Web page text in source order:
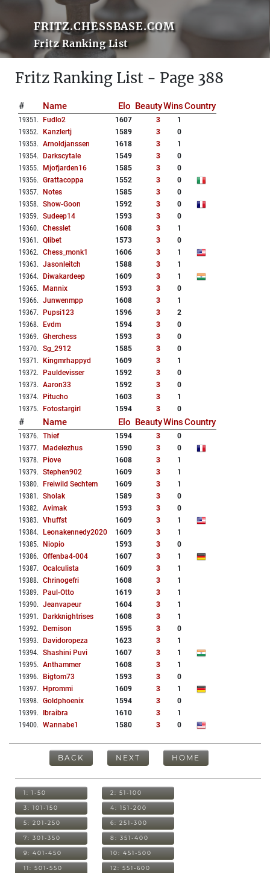
FRITZ.CHESSBASE.COM
Fritz Ranking List
Fritz Ranking List - Page 388
# Name Elo BeautyWinsCountry
19351 . Fudlo2 1607 3
1
19352. Kanzlertj 1589 3
0
19353. Arnoldjanssen 1618 3
1
19354. Darkscytale 1549 3
0
19355. Mjofjarden16 1585 3
0
19356. Grattacoppa 1552 3
0
19357. Notes 1585 3
0
19358. Show-Goon 1592 3
0
19359. Sudeep14 1593 3
0
19360. Chesslet 1608 3
1
19361 . Qlibet 1573 3
0
19362. Chess_monk1 1606 3
1
19363. Jasonleitch 1588 3
1
19364. Diwakardeep 1609 3
1
19365. Mannix 1593 3
0
19366. Junwenmpp 1608 3
1
19367. Pupsi123 1596 3
2
19368. Evdm 1594 3
0
19369. Gherchess 1593 3
0
19370. Sg_2912 1585 3
0
19371 . Kingmrhappyd 1609 3
1
19372. Pauldevisser 1592 3
0
19373. Aaron33 1592 3
0
19374. Pitucho 1603 3
1
19375. Fotostargirl 1594 3 0
# Name Elo BeautyWinsCountry
19376. Thief 1594 3
0
19377. Madelezhus 1590 3
0
19378. Piove 1608 3
1
19379. Stephen902 1609 3
1
19380. Freiwild Sechtem 1609 3
1
19381 . Sholak 1589 3
0
19382. Avimak 1593 3
0
19383. Vhuffst 1609 3
1
19384. Leonakennedy2020 1609 3
1
19385. Niopio 1593 3
0
19386. Offenba4-004 1607 3
1
19387. Ocalculista 1609 3
1
19388. Chrinogefri 1608 3
1
19389. Paul-Otto 1619 3
1
19390. Jeanvapeur 1604 3
1
19391 . Darkknightrises 1608 3
1
19392. Dernison 1595 3
0
19393. Davidoropeza 1623 3
1
19394. Shashini Puvi 1607 3
1
19395. Anthammer 1608 3
1
19396. Bigtom73 1593 3
0
19397. Hprommi 1609 3
1
19398. Goldphoenix 1594 3
0
19399. Ibraibra 1610 3
1
19400. Wannabe1 1580 3 0
BACK NEXT HOME
1: 1-50 2: 51-100
3: 101-150 4: 151-200
5: 201-250 6: 251-300
7: 301-350 8: 351-400
9: 401-450 10: 451-500
11: 501-550 12: 551-600